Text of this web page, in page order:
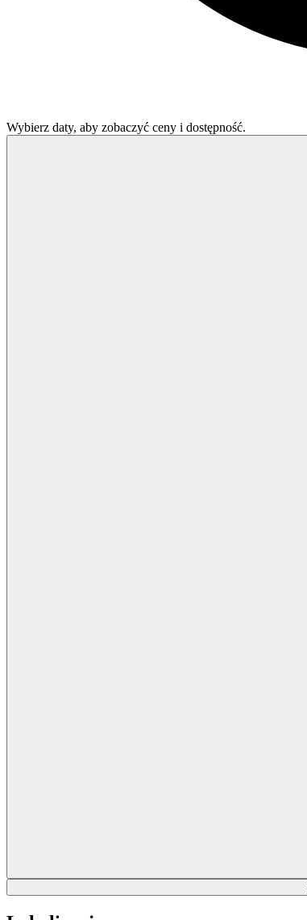
Wybierz daty, aby zobaczyć ceny i dostępność.